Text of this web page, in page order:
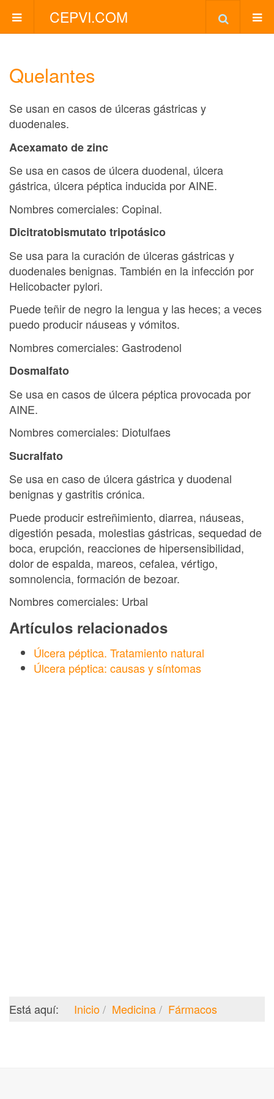
CEPVI.COM
Quelantes
Se usan en casos de úlceras gástricas y
duodenales.
Acexamato de zinc
Se usa en casos de úlcera duodenal, úlcera
gástrica, úlcera péptica inducida por AINE.
Nombres comerciales: Copinal.
Dicitratobismutato tripotásico
Se usa para la curación de úlceras gástricas y
duodenales benignas. También en la infección por
Helicobacter pylori.
Puede teñir de negro la lengua y las heces; a veces
puedo producir náuseas y vómitos.
Nombres comerciales: Gastrodenol
Dosmalfato
Se usa en casos de úlcera péptica provocada por
AINE.
Nombres comerciales: Diotulfaes
Sucralfato
Se usa en caso de úlcera gástrica y duodenal
benignas y gastritis crónica.
Puede producir estreñimiento, diarrea, náuseas,
digestión pesada, molestias gástricas, sequedad de
boca, erupción, reacciones de hipersensibilidad,
dolor de espalda, mareos, cefalea, vértigo,
somnolencia, formación de bezoar.
Nombres comerciales: Urbal
Artículos relacionados
Úlcera péptica. Tratamiento natural
Úlcera péptica: causas y síntomas
Está aquí: Inicio Medicina Fármacos